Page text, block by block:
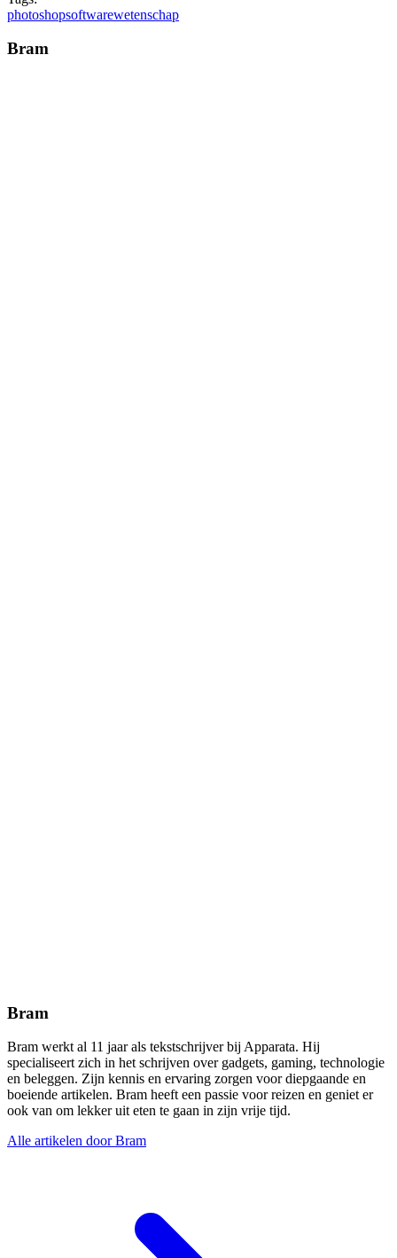
photoshopsoftwarewetenschap
Bram
Bram
Bram werkt al 11 jaar als tekstschrijver bij Apparata. Hij
specialiseert zich in het schrijven over gadgets, gaming, technologie
en beleggen. Zijn kennis en ervaring zorgen voor diepgaande en
boeiende artikelen. Bram heeft een passie voor reizen en geniet er
ook van om lekker uit eten te gaan in zijn vrije tijd.
Alle artikelen door Bram